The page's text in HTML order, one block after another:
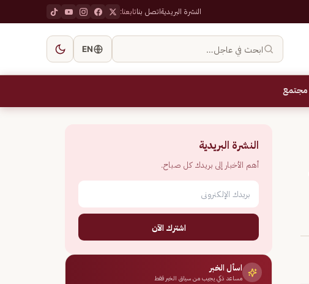
النشرة البريديةاتصل بناتابعنا:
ابحث في عاجل… EN
مجتمع
النشرة البريدية
أهم الأخبار إلى بريدك كل صباح.
اشترك الآن
اسأل الخبر
مساعد ذكي يجيب من سياق الخبر فقط